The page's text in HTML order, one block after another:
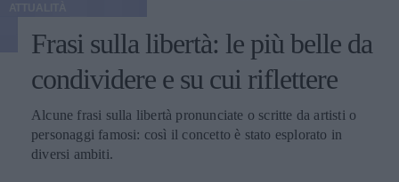
Frasi sulla libertà: le più belle da
condividere e su cui riflettere
Alcune frasi sulla libertà pronunciate o scritte da artisti o
personaggi famosi: così il concetto è stato esplorato in
diversi ambiti.